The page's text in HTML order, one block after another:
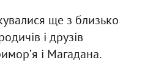
ще з близько
і друзів
і Магадана.